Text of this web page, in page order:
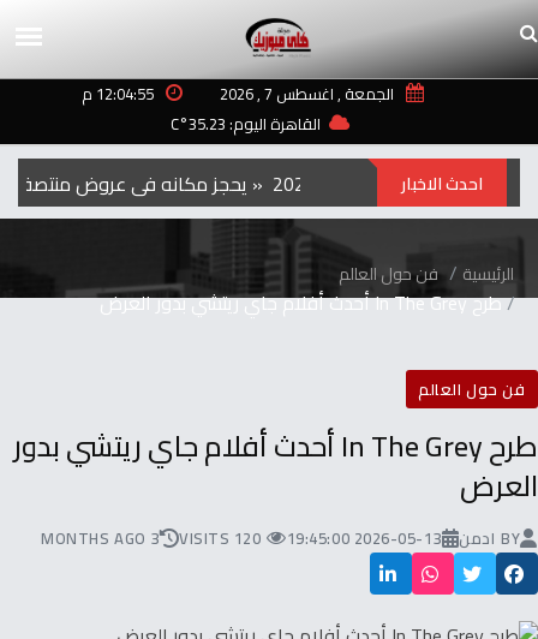
الجمعة , اغسطس 7 , 2026
12:04:55 م
القاهرة اليوم: 35.23°C
الفيلم‭ ‬الكوري‭ ‬‮»‬Hope‮«‬‭ ‬يحجز‭ ‬مكانه‭ ‬في‭ ‬عروض‭ ‬منتصف‭ ‬الليل‭ ‬بمهرجان‭ ‬تورنتو ‭ ‬2026 احدث الاخبار
الرئيسية فن حول العالم
طرح In The Grey أحدث أفلام جاي ريتشي بدور العرض
فن حول العالم
طرح In The Grey أحدث أفلام جاي ريتشي بدور
العرض
BY ادمن 2026-05-13 19:45:00
120 VISITS
3 MONTHS AGO